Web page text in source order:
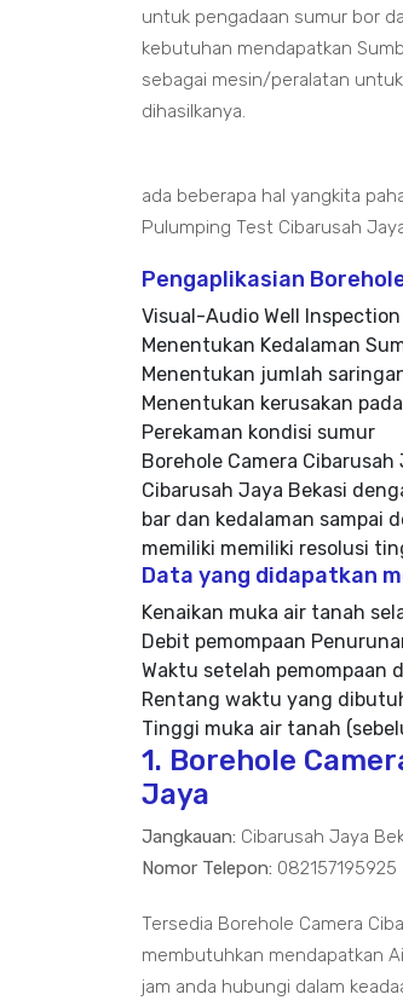
untuk pengadaan sumur bor
kebutuhan mendapatkan
sebagai mesin/peralatan
dihasilkanya.
ada beberapa hal yangkita
Pulumping Test Cibarusah
Pengaplikasian
Visual-Audio Well Inspection
Menentukan Kedalaman
Menentukan jumlah
Menentukan kerusakan
Perekaman kondisi sumur
Borehole Camera
Cibarusah Jaya Bekasi
bar dan kedalaman sampai
memiliki memiliki resolusi
Data yang didapatkan
Kenaikan muka air tanah
Debit pemompaan
Waktu setelah pemompaan
Rentang waktu yang
Tinggi muka air tanah
1. Borehole
Jaya
Jangkauan: Cibarusah Jaya
Nomor Telepon: 082157195925
Tersedia Borehole Camera
membutuhkan mendapatkan
jam anda hubungi dalam